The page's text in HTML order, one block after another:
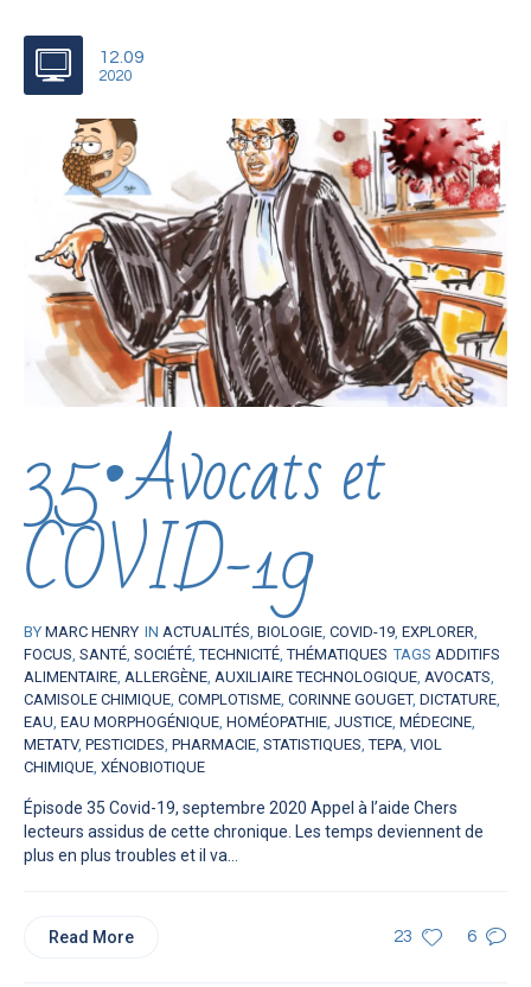
12.09
2020
35•Avocats et
COVID-19
BY MARC HENRY IN ACTUALITÉS, BIOLOGIE, COVID-19, EXPLORER,
FOCUS, SANTÉ, SOCIÉTÉ,TECHNICITÉ,THÉMATIQUES TAGS ADDITIFS
ALIMENTAIRE, ALLERGÈNE, AUXILIAIRE TECHNOLOGIQUE, AVOCATS,
CAMISOLE CHIMIQUE, COMPLOTISME, CORINNE GOUGET, DICTATURE,
EAU, EAU MORPHOGÉNIQUE, HOMÉOPATHIE, JUSTICE, MÉDECINE,
METATV, PESTICIDES, PHARMACIE, STATISTIQUES,TEPA, VIOL
CHIMIQUE, XÉNOBIOTIQUE
Épisode 35 Covid-19, septembre 2020 Appel à l’aide Chers
lecteurs assidus de cette chronique. Les temps deviennent de
plus en plus troubles et il va...
23 6
Read More